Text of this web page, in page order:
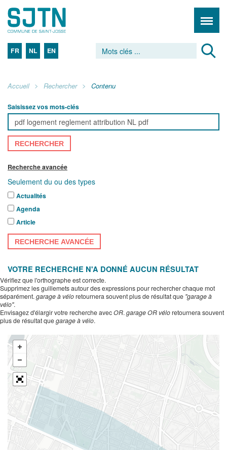
FR NL EN
Accueil Rechercher Contenu
Saisissez vos mots-clés
RECHERCHER
Recherche avancée
Seulement du ou des types
Actualités
Agenda
Article
RECHERCHE AVANCÉE
VOTRE RECHERCHE N'A DONNÉ AUCUN RÉSULTAT
Vérifiez que l'orthographe est correcte.
Supprimez les guillemets autour des expressions pour rechercher chaque mot
séparément. garage à véloretournera souvent plus de résultat que "garage à
vélo".
Envisagez d'élargir votre recherche avecOR. garage OR véloretournera souvent
plus de résultat quegarage à vélo.